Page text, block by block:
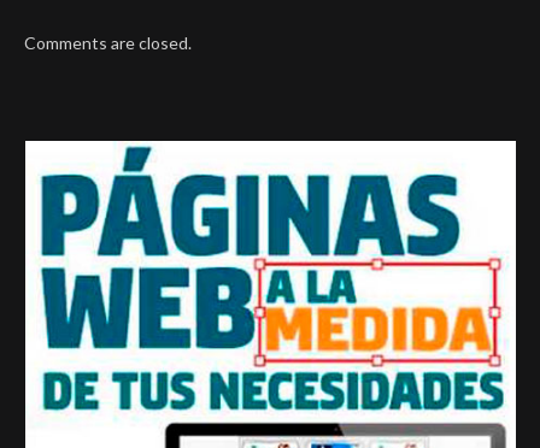
Comments are closed.